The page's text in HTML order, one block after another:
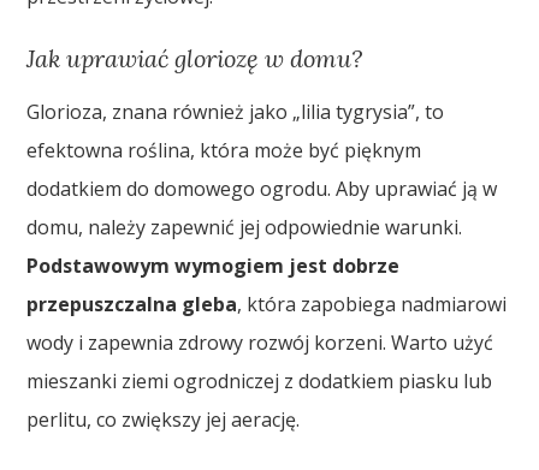
Jak uprawiać gloriozę w domu?
Glorioza, znana również jako „lilia tygrysia”, to
efektowna roślina, która może być pięknym
dodatkiem do domowego ogrodu. Aby uprawiać ją w
domu, należy zapewnić jej odpowiednie warunki.
Podstawowym wymogiem jest dobrze
przepuszczalna gleba, która zapobiega nadmiarowi
wody i zapewnia zdrowy rozwój korzeni. Warto użyć
mieszanki ziemi ogrodniczej z dodatkiem piasku lub
perlitu, co zwiększy jej aerację.